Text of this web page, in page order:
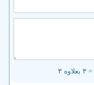
= ۳ بعلاوه ۳